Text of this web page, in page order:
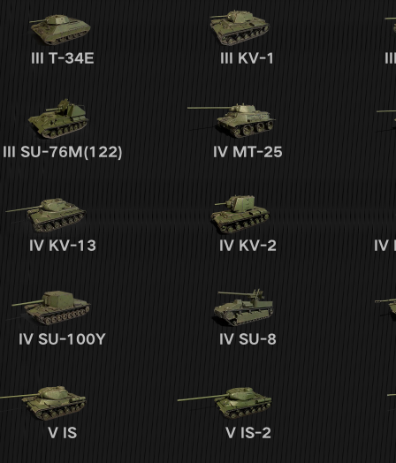
III T-34E III KV-1
III SU-76M(122) IV MT-25
IV KV-13 IV KV-2 IV
IV SU-100Y IV SU-8
V IS V IS-2